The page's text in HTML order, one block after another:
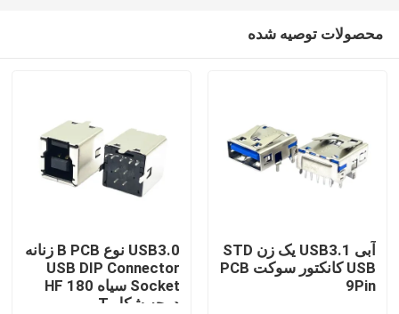
محصولات توصیه شده
آبی USB3.1 یک زن STD
USB کانکتور سوکت PCB
9Pin
USB3.0 نوع B PCB زنانه
USB DIP Connector
Socket سیاه HF 180
درجه شکل T